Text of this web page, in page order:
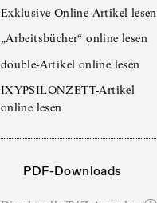
Exklusive Online-Artikel lesen
„Arbeitsbücher“ online lesen
double-Artikel online lesen
IXYPSILONZETT-Artikel
online lesen
PDF-Downloads